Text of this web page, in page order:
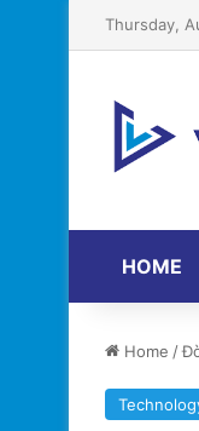
Thursday,
HOME
Home /